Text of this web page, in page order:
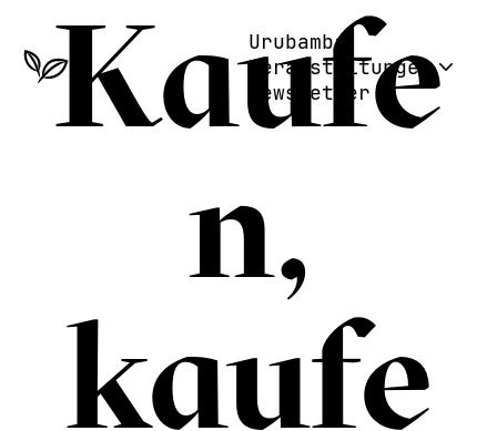
Urubamba
Veranstaltungen
In Eching
Newsletter
Kaufe
n,
kaufe